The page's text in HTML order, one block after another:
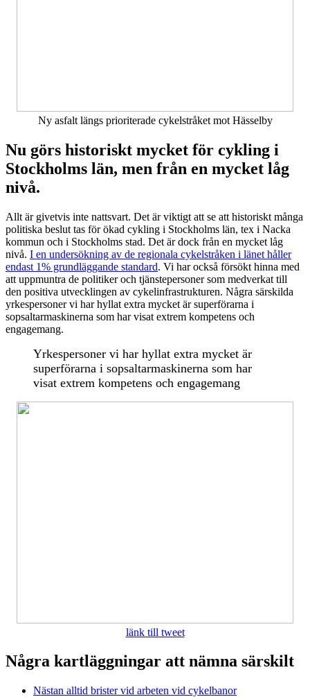
Ny asfalt längs prioriterade cykelstråket mot Hässelby
Nu görs historiskt mycket för cykling i
Stockholms län, men från en mycket låg
nivå.
Allt är givetvis inte nattsvart. Det är viktigt att se att historiskt många
politiska beslut tas för ökad cykling i Stockholms län, tex i Nacka
kommun och i Stockholms stad. Det är dock från en mycket låg
nivå. I en undersökning av de regionala cykelstråken i länet håller
endast 1% grundläggande standard. Vi har också försökt hinna med
att uppmuntra de politiker och tjänstepersoner som medverkat till
den positiva utvecklingen av cykelinfrastrukturen. Några särskilda
yrkespersoner vi har hyllat extra mycket är superförarna i
sopsaltarmaskinerna som har visat extrem kompetens och
engagemang.
Yrkespersoner vi har hyllat extra mycket är
superförarna i sopsaltarmaskinerna som har
visat extrem kompetens och engagemang
länk till tweet
Några kartläggningar att nämna särskilt
Nästan alltid brister vid arbeten vid cykelbanor